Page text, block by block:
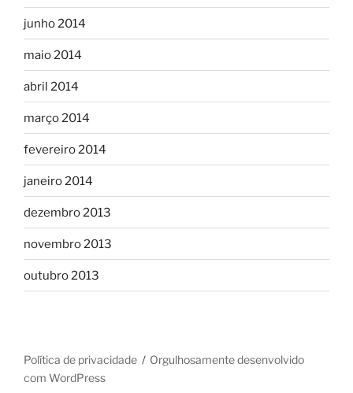
junho 2014
maio 2014
abril 2014
março 2014
fevereiro 2014
janeiro 2014
dezembro 2013
novembro 2013
outubro 2013
Política de privacidade
Orgulhosamente desenvolvido
com WordPress